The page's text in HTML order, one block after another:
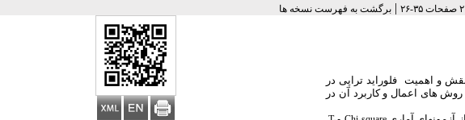
| برگشت به فهرست نسخه ها
و اهمیت فلوراید تراپی در
های اعمال و کاربرد آن در